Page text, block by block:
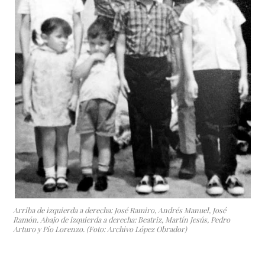
Arriba de izquierda a derecha: José Ramiro, Andrés Manuel, José
Ramón. Abajo de izquierda a derecha: Beatriz, Martín Jesús, Pedro
Arturo y Pío Lorenzo. (Foto: Archivo López Obrador)